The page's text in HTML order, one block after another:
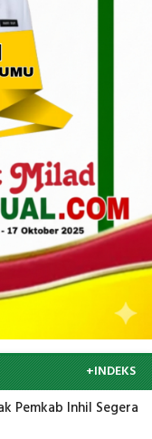
+INDEKS
Pemkab Inhil Segera